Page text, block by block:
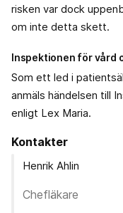
risken var dock
om inte detta skett.
Inspektionen för vård
Som ett led i
anmäls händelsen till
enligt Lex Maria.
Kontakter
Henrik Ahlin
Chefläkare